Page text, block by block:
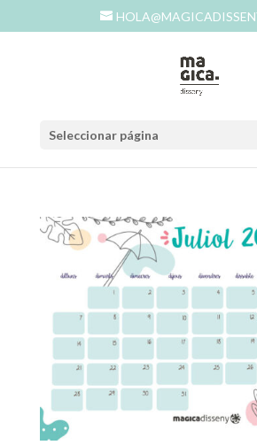
Seleccionar página